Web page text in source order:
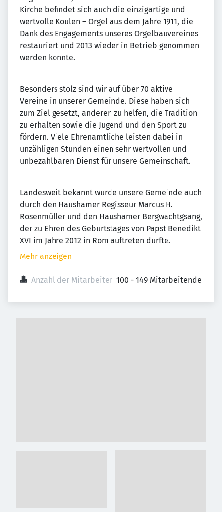
Kirche befindet sich auch die einzigartige und
wertvolle Koulen – Orgel aus dem Jahre 1911, die
Dank des Engagements unseres Orgelbauvereines
restauriert und 2013 wieder in Betrieb genommen
werden konnte.
Besonders stolz sind wir auf über 70 aktive
Vereine in unserer Gemeinde. Diese haben sich
zum Ziel gesetzt, anderen zu helfen, die Tradition
zu erhalten sowie die Jugend und den Sport zu
fördern. Viele Ehrenamtliche leisten dabei in
unzähligen Stunden einen sehr wertvollen und
unbezahlbaren Dienst für unsere Gemeinschaft.
Landesweit bekannt wurde unsere Gemeinde auch
durch den Haushamer Regisseur Marcus H.
Rosenmüller und den Haushamer Bergwachtgsang,
der zu Ehren des Geburtstages von Papst Benedikt
XVI im Jahre 2012 in Rom auftreten durfte.
Mehr anzeigen
Anzahl der Mitarbeiter 100 - 149 Mitarbeitende